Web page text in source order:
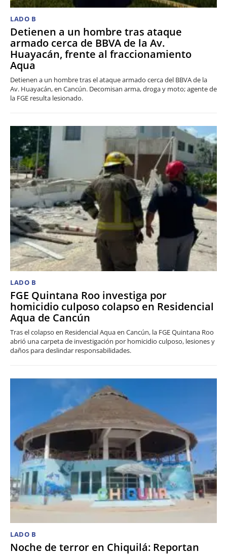
LADO B
Detienen a un hombre tras ataque
armado cerca de BBVA de la Av.
Huayacán, frente al fraccionamiento
Aqua
Detienen a un hombre tras el ataque armado cerca del BBVA de la
Av. Huayacán, en Cancún. Decomisan arma, droga y moto; agente de
la FGE resulta lesionado.
LADO B
FGE Quintana Roo investiga por
homicidio culposo colapso en Residencial
Aqua de Cancún
Tras el colapso en Residencial Aqua en Cancún, la FGE Quintana Roo
abrió una carpeta de investigación por homicidio culposo, lesiones y
daños para deslindar responsabilidades.
LADO B
Noche de terror en Chiquilá: Reportan